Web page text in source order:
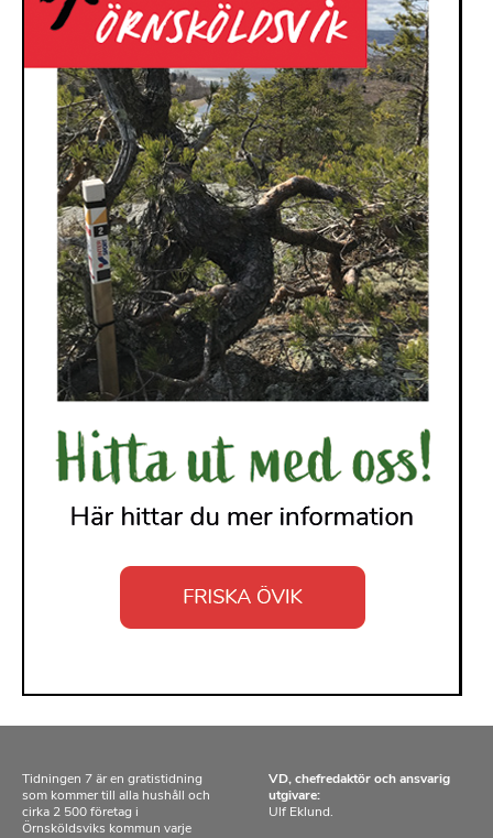
Tidningen 7 är en gratistidning
som kommer till alla hushåll och
cirka 2 500 företag i
Örnsköldsviks kommun varje
VD, chefredaktör och ansvarig
utgivare:
Ulf Eklund.